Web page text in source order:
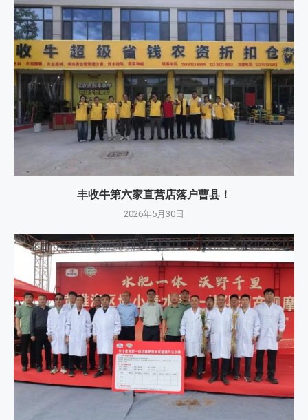
丰收牛第六家直营店落户曹县！
2026年5月30日